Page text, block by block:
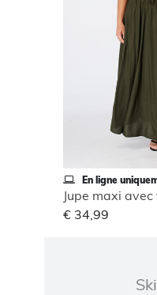
En ligne
Jupe maxi
€ 34,99